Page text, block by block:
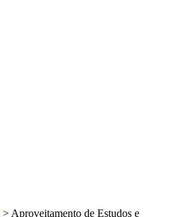
> Aproveitamento de Estudos e